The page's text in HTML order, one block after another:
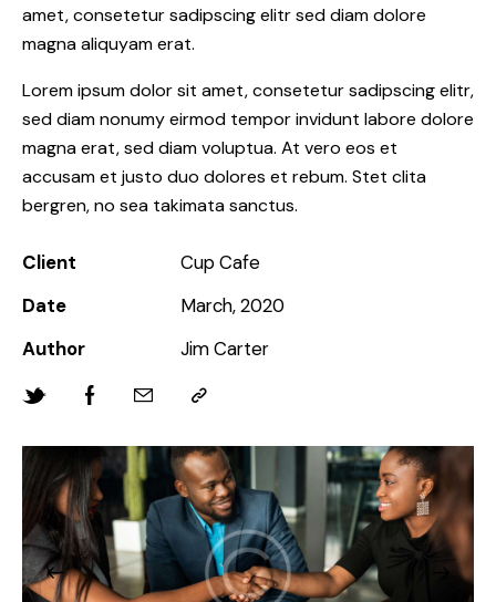
amet, consetetur sadipscing elitr sed diam dolore
magna aliquyam erat.
Lorem ipsum dolor sit amet, consetetur sadipscing elitr,
sed diam nonumy eirmod tempor invidunt labore dolore
magna erat, sed diam voluptua. At vero eos et
accusam et justo duo dolores et rebum. Stet clita
bergren, no sea takimata sanctus.
Client
Cup Cafe
Date
March, 2020
Author
Jim Carter